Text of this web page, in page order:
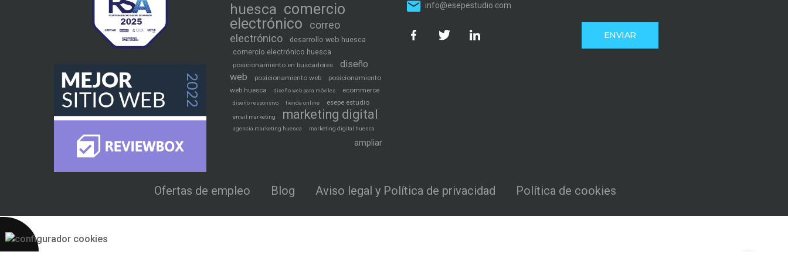
huesca comercio
electrónico
correo
electrónico
desarrollo web huesca
comercio electrónico huesca
posicionamiento en buscadores
diseño
web
posicionamiento web
posicionamiento
web huesca
diseño web para móviles ecommerce
diseño responsivo tienda online esepe estudio
email marketing marketing digital
agencia marketing huesca marketing digital huesca
ampliar
info@esepestudio.com
Ofertas de empleo Blog Aviso legal y Política de privacidad Política de cookies